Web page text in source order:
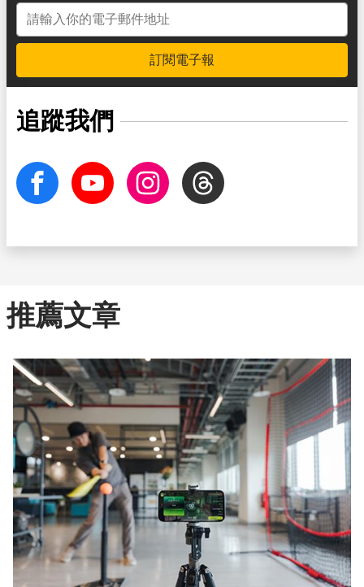
電子郵件地址
訂閱電子報
追蹤我們
facebook Youtube InstagramThreads
推薦文章